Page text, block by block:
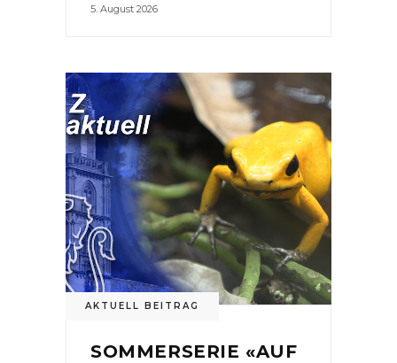
5. August 2026
AKTUELL BEITRAG
SOMMERSERIE «AUF